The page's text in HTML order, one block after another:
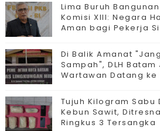
Lima Buruh
Komisi XIII: Negara
Aman bagi Pekerja
Di Balik Amanat
Sampah", DLH
Wartawan Datang ke
Tujuh Kilogram Sabu
Kebun Sawit,
Ringkus 3 Tersangka